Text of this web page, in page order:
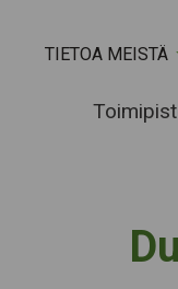
TIETOA MEISTÄ